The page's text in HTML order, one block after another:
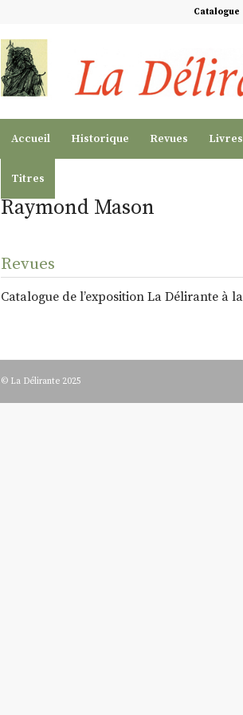
Catalogue
Accueil Historique Revues Livres
Titres
Raymond Mason
Revues
Catalogue de l’exposition La Délirante à
© La Délirante 2025